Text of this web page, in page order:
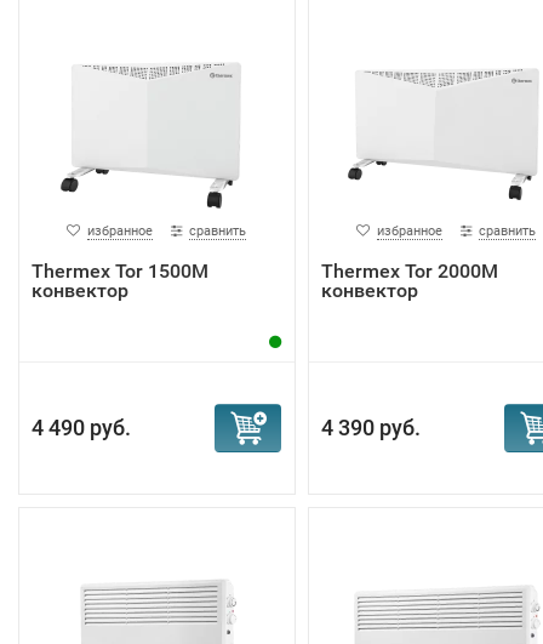
избранное сравнить
Тhermex Tor 1500M
конвектор
4 490 руб.
избранное сравнить
Тhermex Tor 2000M
конвектор
4 390 руб.